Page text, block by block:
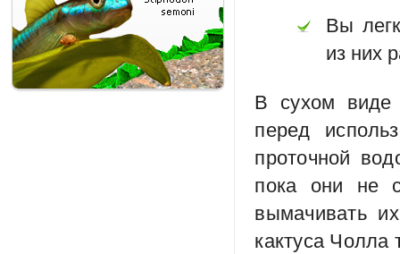
Вы
из них
В сухом виде
перед
проточной
пока они не
вымачивать
кактуса Чолла